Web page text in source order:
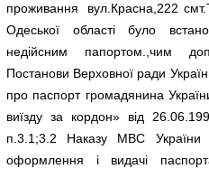
проживання вул.Красна,222
Одеської області було
недійсним папортом.,чим
Постанови Верховної ради
про паспорт громадянина
виїзду за кордон» від
п.3.1;3.2 Наказу МВС України
оформлення і видачі